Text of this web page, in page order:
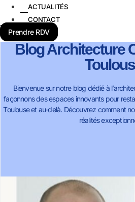
ACTUALITÉS
CONTACT
Prendre RDV
Blog Architecture
Bienvenue sur notre blog dédié à
façonnons des espaces innovants pour
Toulouse et au-delà. Découvrez comment
réalités